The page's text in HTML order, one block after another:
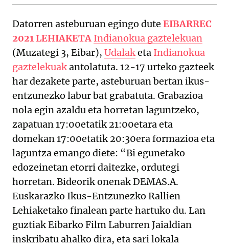
Datorren asteburuan egingo dute EIBARREC
2021 LEHIAKETA Indianokua gaztelekuan
(Muzategi 3, Eibar), Udalaketa Indianokua
gaztelekuakantolatuta. 12-17 urteko gazteek
har dezakete parte, asteburuan bertan ikus-
entzunezko labur bat grabatuta. Grabazioa
nola egin azaldu eta horretan laguntzeko,
zapatuan 17:00etatik 21:00etara eta
domekan 17:00etatik 20:30era formazioa eta
laguntza emango diete: “Bi egunetako
edozeinetan etorri daitezke, ordutegi
horretan. Bideorik onenak DEMAS.A.
Euskarazko Ikus-Entzunezko Rallien
Lehiaketako finalean parte hartuko du. Lan
guztiak Eibarko Film Laburren Jaialdian
inskribatu ahalko dira, eta sari lokala